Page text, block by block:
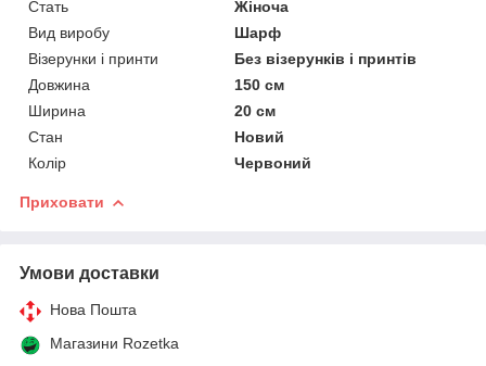
Стать
Жіноча
Вид виробу
Шарф
Візерунки і принти
Без візерунків і принтів
Довжина
150 см
Ширина
20 см
Стан
Новий
Колір
Червоний
Приховати
Умови доставки
Нова Пошта
Магазини Rozetka